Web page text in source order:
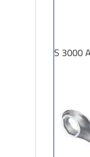
S 3000